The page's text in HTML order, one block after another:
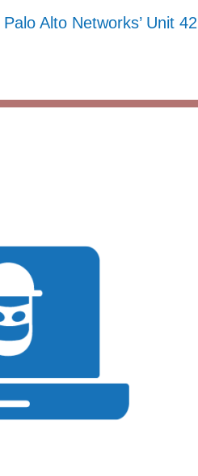
Palo Alto Networks’ Unit 42